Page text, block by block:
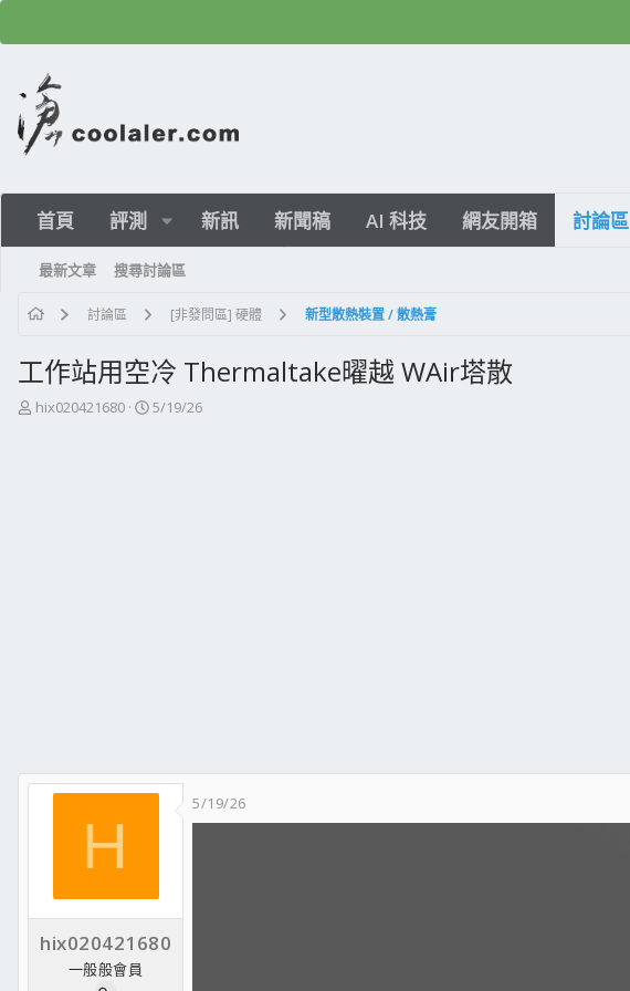
首頁 評測 新訊 新聞稿 AI 科技 網友開箱 討論區
最新文章 搜尋討論區
討論區 [非發問區] 硬體 新型散熱裝置 / 散熱膏
工作站用空冷 Thermaltake曜越 WAir塔散
主
hix020421680
開
5/19/26
H
hix020421680
一般般會員
5/19/26